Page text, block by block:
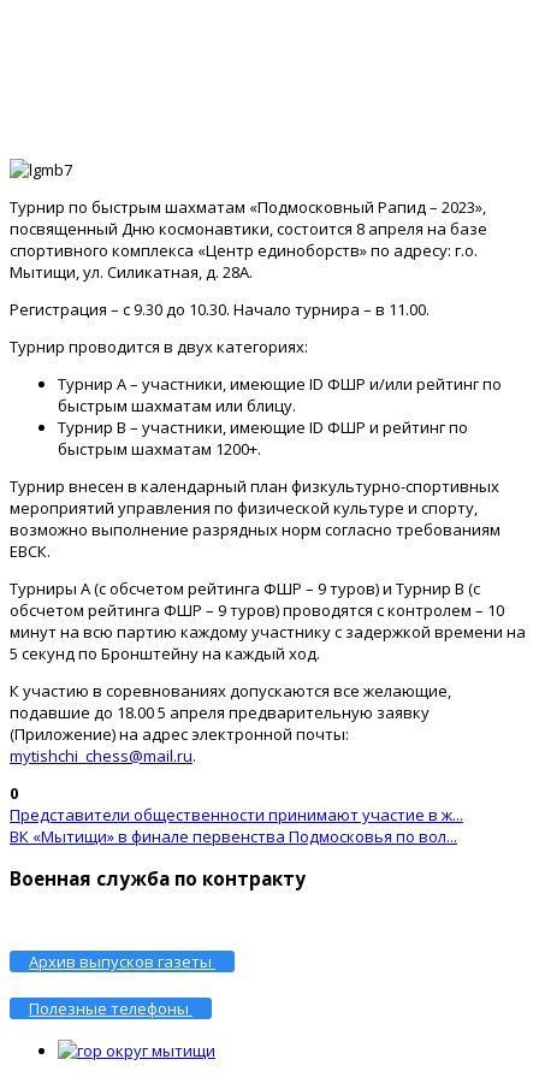
Турнир по быстрым шахматам «Подмосковный Рапид – 2023»,
посвященный Дню космонавтики, состоится 8 апреля на базе
спортивного комплекса «Центр единоборств» по адресу: г.о.
Мытищи, ул. Силикатная, д. 28А.
Регистрация – с 9.30 до 10.30. Начало турнира – в 11.00.
Турнир проводится в двух категориях:
Турнир А – участники, имеющие ID ФШР и/или рейтинг по
быстрым шахматам или блицу.
Турнир В – участники, имеющие ID ФШР и рейтинг по
быстрым шахматам 1200+.
Турнир внесен в календарный план физкультурно-спортивных
мероприятий управления по физической культуре и спорту,
возможно выполнение разрядных норм согласно требованиям
ЕВСК.
Турниры А (с обсчетом рейтинга ФШР – 9 туров) и Турнир В (с
обсчетом рейтинга ФШР – 9 туров) проводятся с контролем – 10
минут на всю партию каждому участнику с задержкой времени на
5 секунд по Бронштейну на каждый ход.
К участию в соревнованиях допускаются все желающие,
подавшие до 18.00 5 апреля предварительную заявку
(Приложение) на адрес электронной почты:
mytishchi_chess@mail.ru.
0
Представители общественности принимают участие в ж...
ВК «Мытищи» в финале первенства Подмосковья по вол...
Военная служба по контракту
Архив выпусков газеты
Полезные телефоны